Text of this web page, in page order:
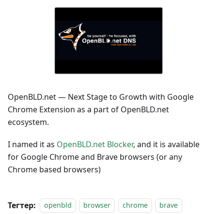
OpenBLD.net — Next Stage to Growth with Google
Chrome Extension as a part of OpenBLD.net
ecosystem.
I named it as OpenBLD.net Blocker, and it is available
for Google Chrome and Brave browsers (or any
Chrome based browsers)
Тегтер: openbld browser chrome
brave